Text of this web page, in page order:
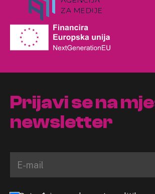
Prijavi se na
newsletter